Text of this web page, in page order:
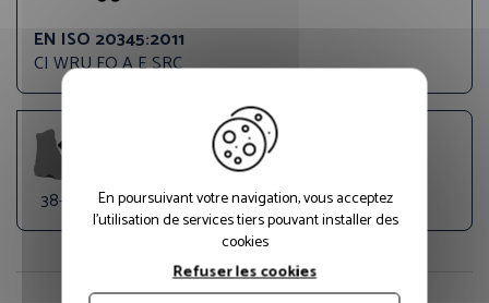
EN ISO 20345:2011
CI WRU FO A E SRC
38-48
En poursuivant votre navigation, vous acceptez
l'utilisation de services tiers pouvant installer des
cookies
Refuser les cookies